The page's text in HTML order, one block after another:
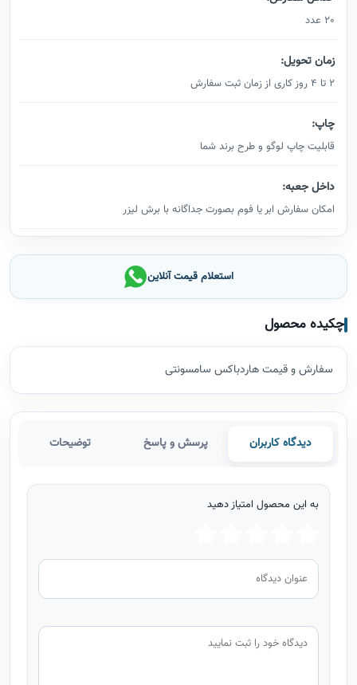
20 عدد
زمان تحویل:
2 تا 4 روز کاری از زمان ثبت سفارش
چاپ:
قابلیت چاپ لوگو و طرح برند شما
داخل جعبه:
امکان سفارش ابر یا فوم بصورت جداگانه با برش لیزر
استعلام قیمت آنلاین
چکیده محصول
سفارش و قیمت هاردباکس سامسونتی
دیدگاه کاربران پرسش و پاسخ توضیحات
به این محصول امتیاز دهید